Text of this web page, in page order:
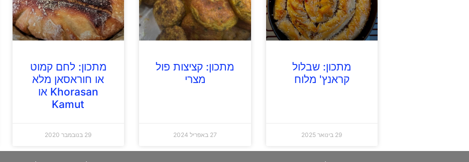
מתכון: שבלול
קראנץ' מלוח
29 בינואר 2025
מתכון: קציצות פול
מצרי
27 באפריל 2024
מתכון: לחם קמוט
או חוראסאן מלא
Khorasan או
Kamut
29 בנובמבר 2020